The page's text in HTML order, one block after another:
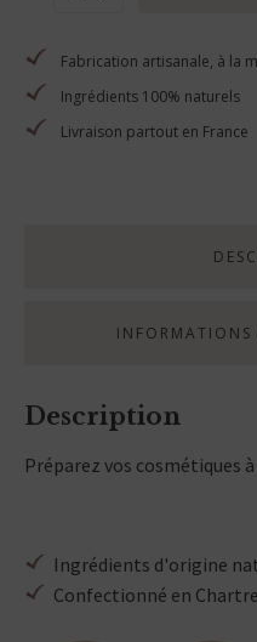
Fabrication artisanale, à la
Ingrédients 100% naturels
Livraison partout en France
INFORMATIONS
Description
Préparez vos cosmétiques
Ingrédients d'origine
Confectionné en